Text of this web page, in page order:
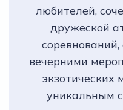
любителей,
дружеской
вечерними
экзотических
уникальным